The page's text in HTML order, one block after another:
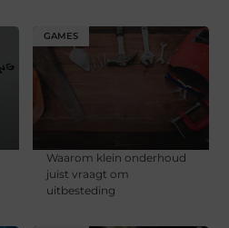
GAMES
Waarom klein onderhoud
juist vraagt om
uitbesteding